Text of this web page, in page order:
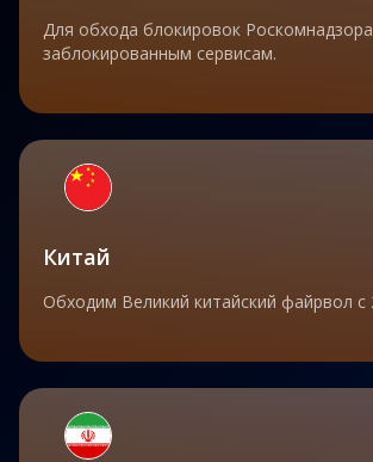
Для обхода блокировок
заблокированным сервисам.
Китай
Обходим Великий китайский файрвол с